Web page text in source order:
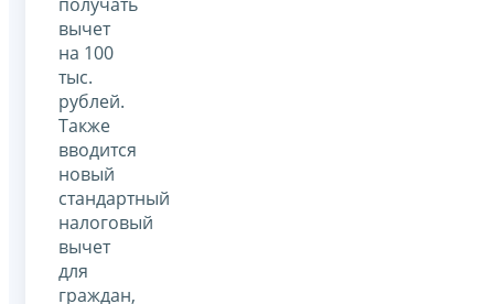
вычет
на 100
тыс.
рублей.
Также
вводится
новый
стандартный
налоговый
вычет
для
граждан,